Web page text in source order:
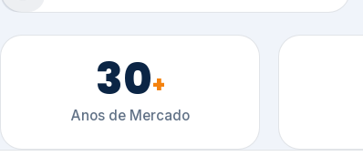
30+
Anos de Mercado